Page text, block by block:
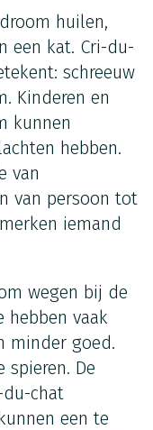
huilen,
een kat. Cri-du-
schreeuw
Kinderen en
kunnen
hebben.
van
van persoon tot
iemand
wegen bij de
hebben vaak
minder goed.
spieren. De
chat
een te